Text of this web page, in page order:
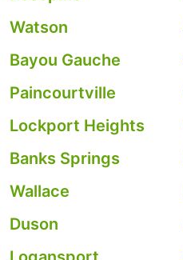
Watson
Bayou Gauche
Paincourtville
Lockport Heights
Banks Springs
Wallace
Duson